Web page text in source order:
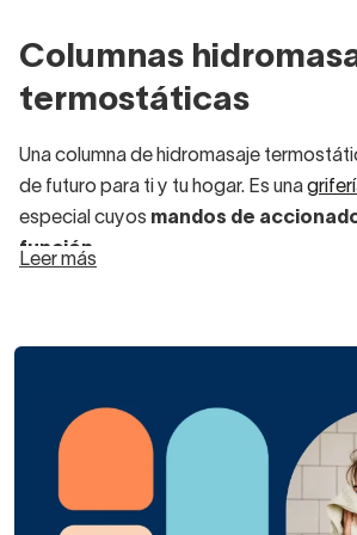
Columnas
termostáticas
Una columna de hidromasaje
de futuro para ti y tu hogar. Es una
especial cuyos mandos de
función.
La segunda llave regula el
pudiendo elegir la fuerza con la
Leer más